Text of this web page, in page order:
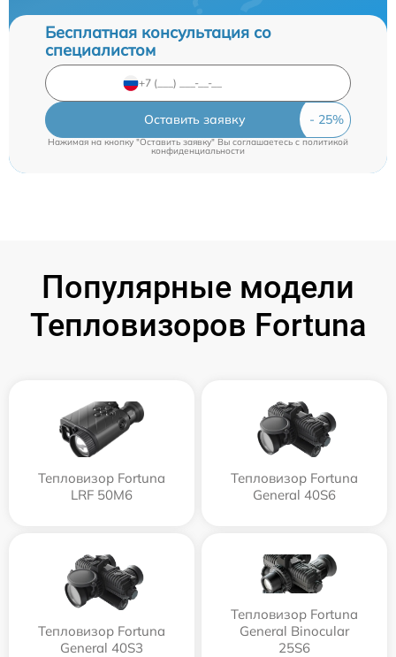
Бесплатная консультация со
специалистом
Оставить заявку
Нажимая на кнопку "Оставить заявку" Вы соглашаетесь cполитикой
конфиденциальности
Популярные модели
Тепловизоров Fortuna
Тепловизор Fortuna
LRF 50M6
Тепловизор Fortuna
General 40S6
Тепловизор Fortuna
General 40S3
Тепловизор Fortuna
General Binocular
25S6